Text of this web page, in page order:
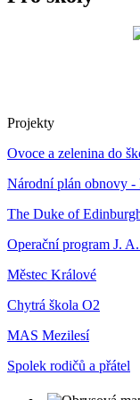
Projekty
Ovoce a zelenina do
Národní plán obnovy -
The Duke of
Operační program J.
Městec Králové
Chytrá škola O2
MAS Mezilesí
Spolek rodičů a přátel